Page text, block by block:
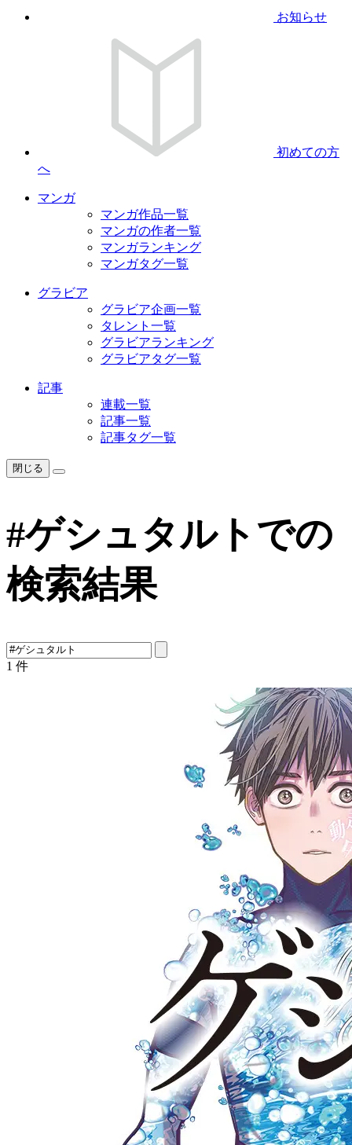
お知らせ
初めての方
へ
マンガ
マンガ作品一覧
マンガの作者一覧
マンガランキング
マンガタグ一覧
グラビア
グラビア企画一覧
タレント一覧
グラビアランキング
グラビアタグ一覧
記事
連載一覧
記事一覧
記事タグ一覧
閉じる
#ゲシュタルトでの
検索結果
1 件